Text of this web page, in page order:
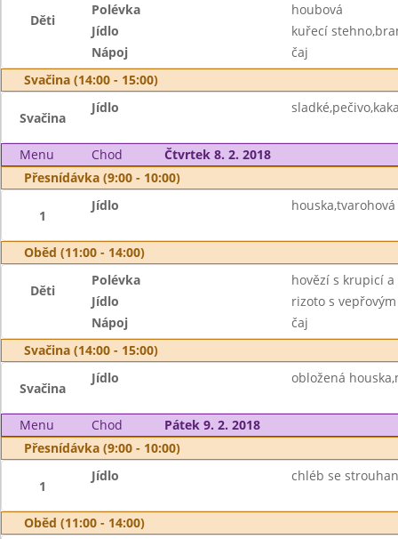
Děti
Polévka
houbová
Jídlo
kuřecí
Nápoj
čaj
Svačina (14:00 - 15:00)
Svačina
Jídlo
Menu Chod
Čtvrtek 8. 2. 2018
Přesnídávka (9:00 - 10:00)
1
Jídlo
Oběd (11:00 - 14:00)
Děti
Polévka
hovězí s krupicí a
Jídlo
rizoto s
Nápoj
čaj
Svačina (14:00 - 15:00)
Svačina
Jídlo obložená
Menu Chod
Pátek 9. 2. 2018
Přesnídávka (9:00 - 10:00)
1
Jídlo chléb se
Oběd (11:00 - 14:00)